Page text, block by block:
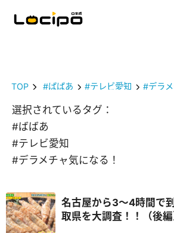
TOP #ばばあ #テレビ愛知 #デラ
選択されているタグ：
#ばばあ
#テレビ愛知
#デラメチャ気になる！
名古屋から3～4時間で
取県を大調査！！（後